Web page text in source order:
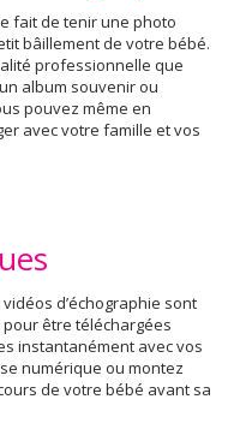
fait de tenir une photo
bâillement de votre bébé.
professionnelle que
album souvenir ou
pouvez même en
avec votre famille et vos
d’échographie sont
être téléchargées
instantanément avec vos
numérique ou montez
de votre bébé avant sa